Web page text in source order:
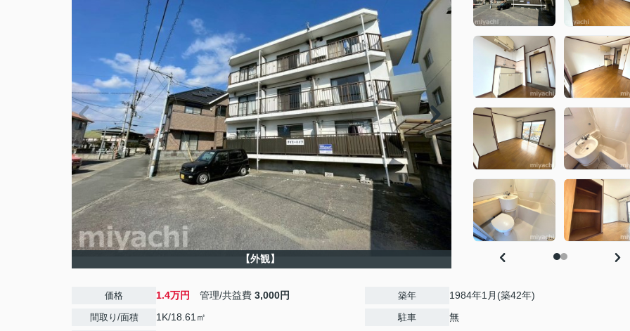
【外観】
価格 1.4万円 管理/共益費 3,000円
間取り/面積 1K/18.61㎡
築年 1984年1月(築42年)
駐車 無